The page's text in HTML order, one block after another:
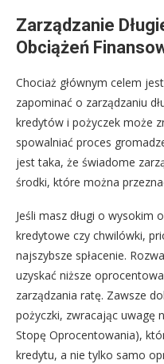
Zarządzanie
Obciążeń
Chociaż głównym celem
zapominać o zarządzaniu
kredytów i pożyczek może
spowalniać proces
jest taka, że świadome
środki, które można
Jeśli masz długi o
kredytowe czy chwilówki,
najszybsze spłacenie.
uzyskać niższe
zarządzania ratę. Zawsze
pożyczki, zwracając uwagę
Stopę Oprocentowania),
kredytu, a nie tylko samo